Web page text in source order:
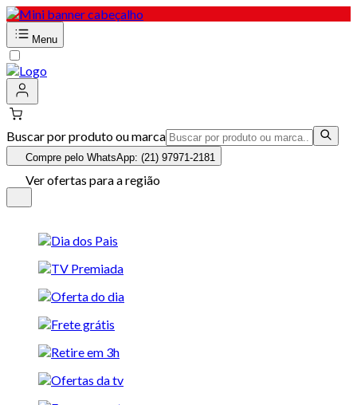
Menu
Buscar por produto ou marca
Compre pelo WhatsApp: (21) 97971-2181
Ver ofertas para a região